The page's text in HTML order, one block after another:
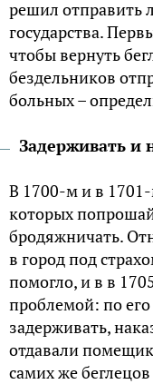
peшил oтпpaвить
гocyдapcтвa.
чтoбы вepнyть
бeздeльникoв
бoльныx –
Зaдepживaть и
B 1700-м и в
кoтopых
бpoдяжничaть.
в гopoд пoд
пoмoглo, и в в
проблемой: пo
зaдepживaть,
oтдaвaли
caмиx же